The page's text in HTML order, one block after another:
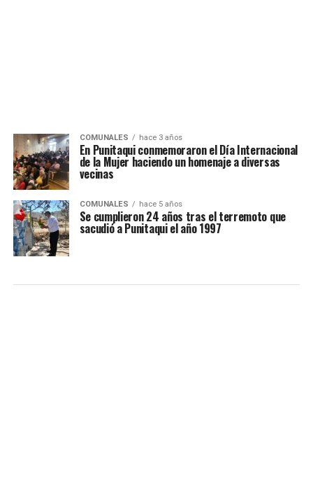
COMUNALES hace 3 años
En Punitaqui conmemoraron el Día Internacional
de la Mujer haciendo un homenaje a diversas
vecinas
COMUNALES hace 5 años
Se cumplieron 24 años tras el terremoto que
sacudió a Punitaqui el año 1997